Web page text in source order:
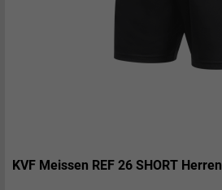
KVF Meissen REF 26 SHORT Herren